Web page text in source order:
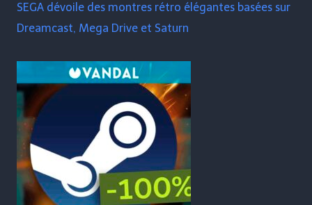
SEGA dévoile des montres rétro élégantes basées sur
Dreamcast, Mega Drive et Saturn